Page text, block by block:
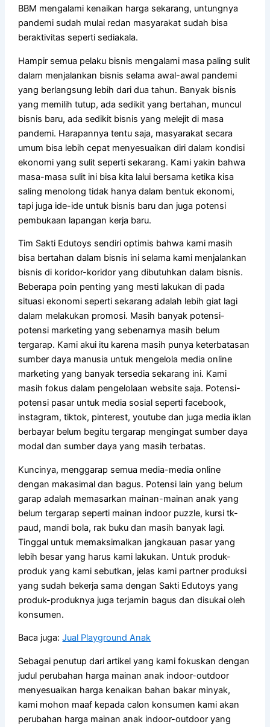
BBM mengalami kenaikan harga sekarang, untungnya
pandemi sudah mulai redan masyarakat sudah bisa
beraktivitas seperti sediakala.
Hampir semua pelaku bisnis mengalami masa paling sulit
dalam menjalankan bisnis selama awal-awal pandemi
yang berlangsung lebih dari dua tahun. Banyak bisnis
yang memilih tutup, ada sedikit yang bertahan, muncul
bisnis baru, ada sedikit bisnis yang melejit di masa
pandemi. Harapannya tentu saja, masyarakat secara
umum bisa lebih cepat menyesuaikan diri dalam kondisi
ekonomi yang sulit seperti sekarang. Kami yakin bahwa
masa-masa sulit ini bisa kita lalui bersama ketika kisa
saling menolong tidak hanya dalam bentuk ekonomi,
tapi juga ide-ide untuk bisnis baru dan juga potensi
pembukaan lapangan kerja baru.
Tim Sakti Edutoys sendiri optimis bahwa kami masih
bisa bertahan dalam bisnis ini selama kami menjalankan
bisnis di koridor-koridor yang dibutuhkan dalam bisnis.
Beberapa poin penting yang mesti lakukan di pada
situasi ekonomi seperti sekarang adalah lebih giat lagi
dalam melakukan promosi. Masih banyak potensi-
potensi marketing yang sebenarnya masih belum
tergarap. Kami akui itu karena masih punya keterbatasan
sumber daya manusia untuk mengelola media online
marketing yang banyak tersedia sekarang ini. Kami
masih fokus dalam pengelolaan website saja. Potensi-
potensi pasar untuk media sosial seperti facebook,
instagram, tiktok, pinterest, youtube dan juga media iklan
berbayar belum begitu tergarap mengingat sumber daya
modal dan sumber daya yang masih terbatas.
Kuncinya, menggarap semua media-media online
dengan makasimal dan bagus. Potensi lain yang belum
garap adalah memasarkan mainan-mainan anak yang
belum tergarap seperti mainan indoor puzzle, kursi tk-
paud, mandi bola, rak buku dan masih banyak lagi.
Tinggal untuk memaksimalkan jangkauan pasar yang
lebih besar yang harus kami lakukan. Untuk produk-
produk yang kami sebutkan, jelas kami partner produksi
yang sudah bekerja sama dengan Sakti Edutoys yang
produk-produknya juga terjamin bagus dan disukai oleh
konsumen.
Baca juga:Jual Playground Anak
Sebagai penutup dari artikel yang kami fokuskan dengan
judul perubahan harga mainan anak indoor-outdoor
menyesuaikan harga kenaikan bahan bakar minyak,
kami mohon maaf kepada calon konsumen kami akan
perubahan harga mainan anak indoor-outdoor yang